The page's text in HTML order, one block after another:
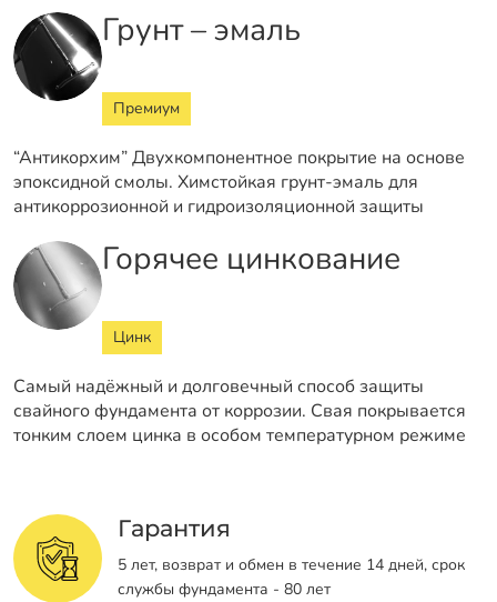
Грунт – эмаль
Премиум
“Антикорхим” Двухкомпонентное покрытие на основе
эпоксидной смолы. Химстойкая грунт-эмаль для
антикоррозионной и гидроизоляционной защиты
Горячее цинкование
Цинк
Самый надёжный и долговечный способ защиты
свайного фундамента от коррозии. Свая покрывается
тонким слоем цинка в особом температурном режиме
Гарантия
5 лет, возврат и обмен в течение 14 дней, срок
службы фундамента - 80 лет